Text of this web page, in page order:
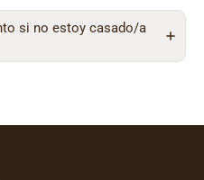
si no estoy casado/a